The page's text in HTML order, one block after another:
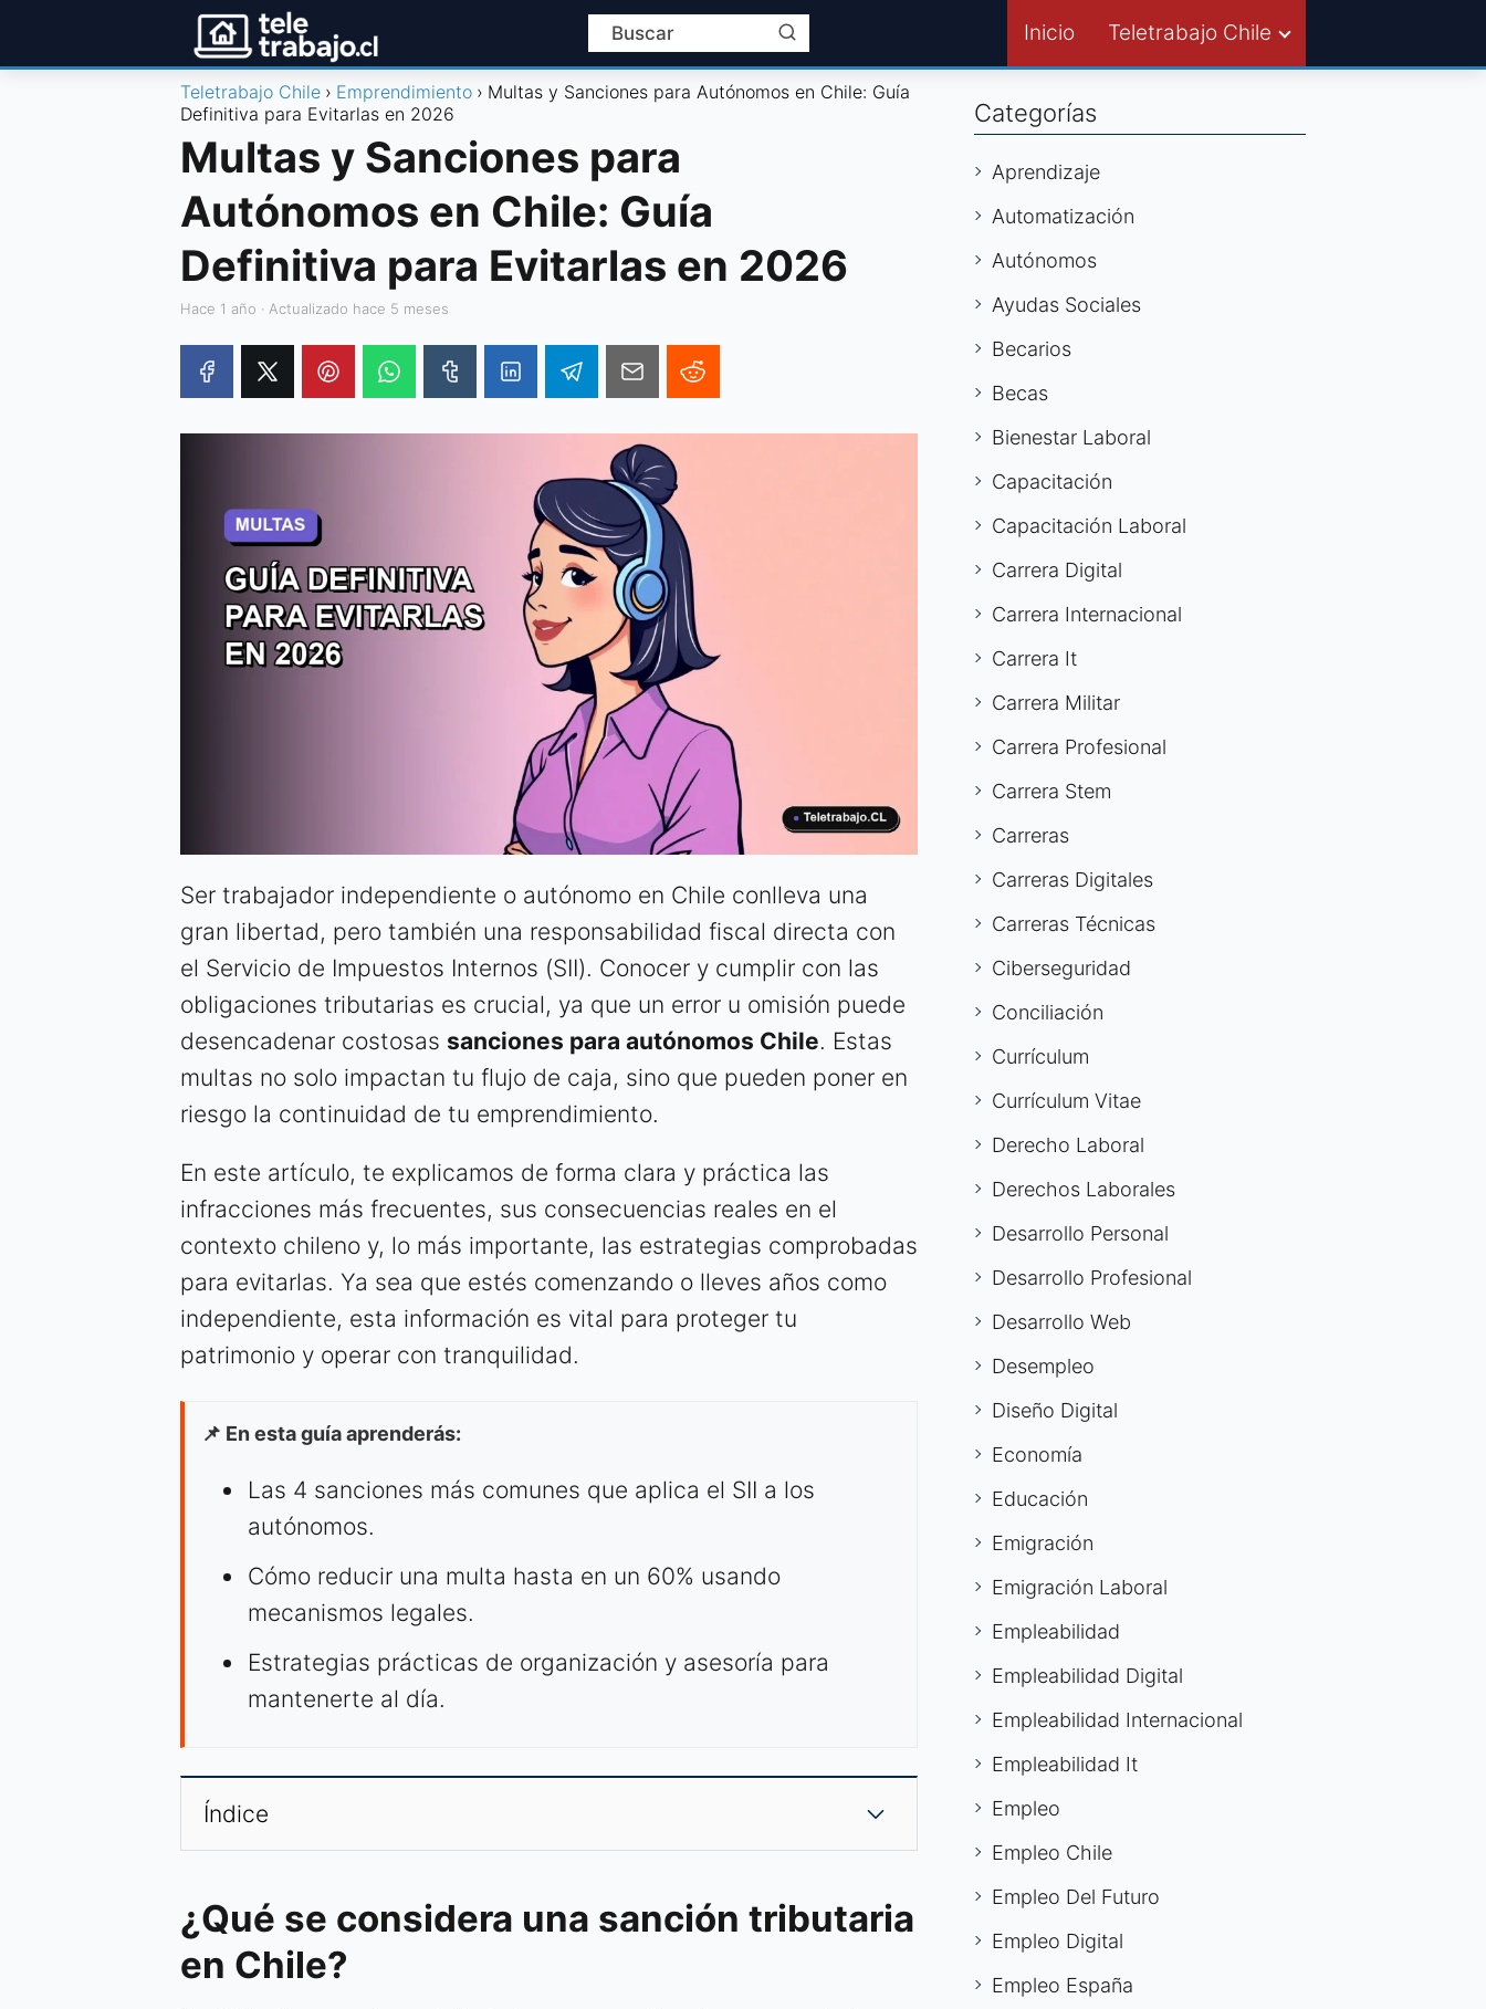
Inicio Teletrabajo Chile
Teletrabajo Chile Emprendimiento
Multas y Sanciones para Autónomos en Chile: Guía
Definitiva para Evitarlas en 2026
Multas y Sanciones para
Autónomos en Chile: Guía
Definitiva para Evitarlas en 2026
hace 1 año · Actualizado hace 5 meses
Ser trabajador independiente o autónomo en Chile conlleva una
gran libertad, pero también una responsabilidad fiscal directa con
el Servicio de Impuestos Internos (SII). Conocer y cumplir con las
obligaciones tributarias es crucial, ya que un error u omisión puede
desencadenar costosas sanciones para autónomos Chile. Estas
multas no solo impactan tu flujo de caja, sino que pueden poner en
riesgo la continuidad de tu emprendimiento.
En este artículo, te explicamos de forma clara y práctica las
infracciones más frecuentes, sus consecuencias reales en el
contexto chileno y, lo más importante, las estrategias comprobadas
para evitarlas. Ya sea que estés comenzando o lleves años como
independiente, esta información es vital para proteger tu
patrimonio y operar con tranquilidad.
📌 En esta guía aprenderás:
Las 4 sanciones más comunes que aplica el SII a los
autónomos.
Cómo reducir una multa hasta en un 60% usando
mecanismos legales.
Estrategias prácticas de organización y asesoría para
mantenerte al día.
Índice
¿Qué se considera una sanción tributaria
en Chile?
Categorías
Aprendizaje
Automatización
Autónomos
Ayudas Sociales
Becarios
Becas
Bienestar Laboral
Capacitación
Capacitación Laboral
Carrera Digital
Carrera Internacional
Carrera It
Carrera Militar
Carrera Profesional
Carrera Stem
Carreras
Carreras Digitales
Carreras Técnicas
Ciberseguridad
Conciliación
Currículum
Currículum Vitae
Derecho Laboral
Derechos Laborales
Desarrollo Personal
Desarrollo Profesional
Desarrollo Web
Desempleo
Diseño Digital
Economía
Educación
Emigración
Emigración Laboral
Empleabilidad
Empleabilidad Digital
Empleabilidad Internacional
Empleabilidad It
Empleo
Empleo Chile
Empleo Del Futuro
Empleo Digital
Empleo España